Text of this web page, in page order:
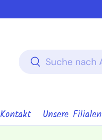
Suchen
Suchen
Kontakt Unsere Filialen